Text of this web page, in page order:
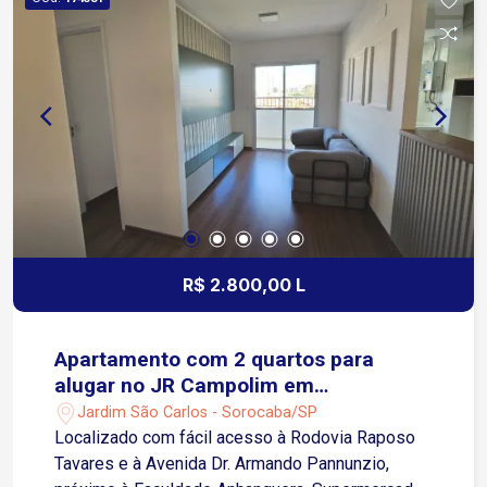
indústrias, centros de distribuição,
transportadoras e empresas que buscam fácil
acesso às principais rodovias da região.
R$ 2.800,00 L
Apartamento com 2 quartos para
alugar no JR Campolim em
Sorocaba/SP
Jardim São Carlos - Sorocaba/SP
Localizado com fácil acesso à Rodovia Raposo
Tavares e à Avenida Dr. Armando Pannunzio,